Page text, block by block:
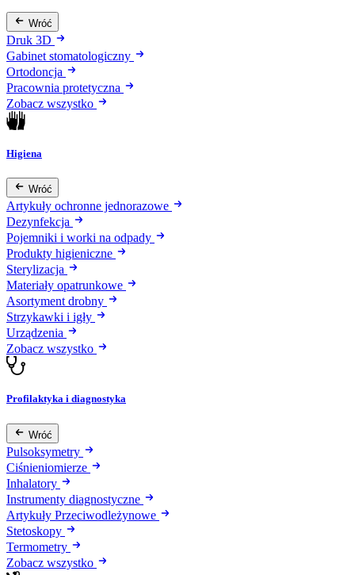
Wróć
Druk 3D
Gabinet stomatologiczny
Ortodoncja
Pracownia protetyczna
Zobacz wszystko
Higiena
Wróć
Artykuły ochronne jednorazowe
Dezynfekcja
Pojemniki i worki na odpady
Produkty higieniczne
Sterylizacja
Materiały opatrunkowe
Asortyment drobny
Strzykawki i igły
Urządzenia
Zobacz wszystko
Profilaktyka i diagnostyka
Wróć
Pulsoksymetry
Ciśnieniomierze
Inhalatory
Instrumenty diagnostyczne
Artykuły Przeciwodleżynowe
Stetoskopy
Termometry
Zobacz wszystko